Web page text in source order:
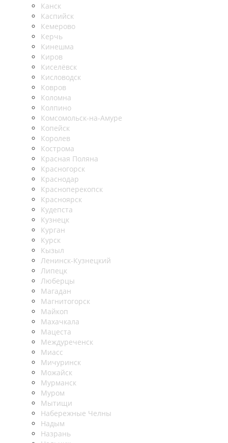
Канск
Каспийск
Кемерово
Керчь
Кинешма
Киров
Киселёвск
Кисловодск
Ковров
Коломна
Колпино
Комсомольск-на-Амуре
Копейск
Королев
Кострома
Красная Поляна
Красногорск
Краснодар
Красноперекопск
Красноярск
Кудепста
Кузнецк
Курган
Курск
Кызыл
Ленинск-Кузнецкий
Липецк
Люберцы
Магадан
Магнитогорск
Майкоп
Махачкала
Мацеста
Междуреченск
Миасс
Мичуринск
Можайск
Мурманск
Муром
Мытищи
Набережные Челны
Надым
Назрань